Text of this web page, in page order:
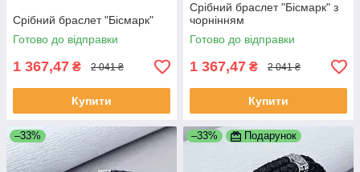
Срібний браслет "Бісмарк"
Готово до відправки
1 367,47 ₴ 2 041 ₴
Купити
Срібний браслет "Бісмарк" з
чорнінням
Готово до відправки
1 367,47 ₴ 2 041 ₴
Купити
–33% –33% Подарунок